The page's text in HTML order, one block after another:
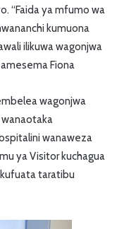
“Faida ya mfumo wa
kumuona
ilikuwa wagonjwa
Fiona
wagonjwa
wanaweza
ya Visitor kuchagua
taratibu